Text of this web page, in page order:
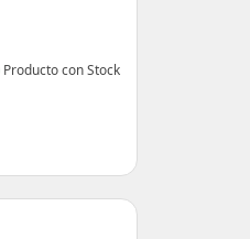
Producto con Stock